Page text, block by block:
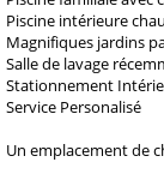
Piscine intérieure
Magnifiques jardins
Salle de lavage
Stationnement
Service Personalisé
Un emplacement de